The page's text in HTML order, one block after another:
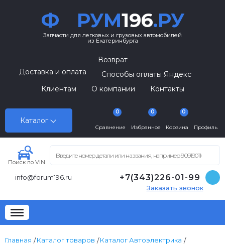
Ф РУМ196.РУ
Запчасти для легковых и грузовых автомобилей
из Екатеринбурга
Каталог
Возврат
Доставка и оплата
Способы оплаты Яндекс
Клиентам
О компании Контакты
Сравнение
0
Избранное
0
Корзина
0
Профиль
Поиск по VIN
info@forum196.ru +7(343)226-01-99
Заказать звонок
Главная Каталог товаров
Каталог Автоэлектрика